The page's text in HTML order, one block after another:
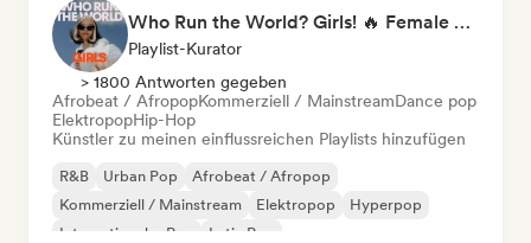
Who Run the World? Girls! 🔥 Female Empowerment Pop & Girl-Power Anthems
Playlist-Kurator
> 1800 Antworten gegeben
Afrobeat / AfropopKommerziell / MainstreamDance pop
ElektropopHip-Hop
Künstler zu meinen einflussreichen Playlists hinzufügen
R&B Urban Pop
Afrobeat / Afropop
Kommerziell / Mainstream
Elektropop
Hyperpop
Internationaler Pop
Latin Pop